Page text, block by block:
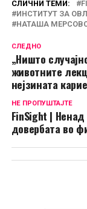
СЛИЧНИ ТЕМИ:
ИНСТИТУТ ЗА
НАТАША
СЛЕДНО
„Ништо
животните
нејзината
НЕ ПРОПУШТАЈТЕ
FinSight | Ненад
довербата во